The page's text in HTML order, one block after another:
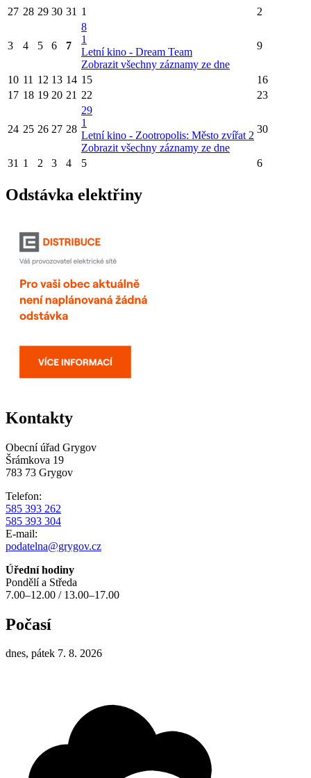
27 28 29 30 31 1 2
3 4 5 6 7
8
1
Letní kino - Dream Team
Zobrazit všechny záznamy ze dne
9
10 11 12 13 14 15
16
17 18 19 20 21 22 23
24 25 26 27 28
29
1
Letní kino - Zootropolis: Město zvířat 2
Zobrazit všechny záznamy ze dne
30
31 1 2 3 4 5 6
Odstávka elektřiny
Kontakty
Obecní úřad Grygov
Šrámkova 19
783 73 Grygov
Telefon:
585 393 262
585 393 304
E-mail:
podatelna@grygov.cz
Úřední hodiny
Pondělí a Středa
7.00–12.00 / 13.00–17.00
Počasí
dnes, pátek 7. 8. 2026